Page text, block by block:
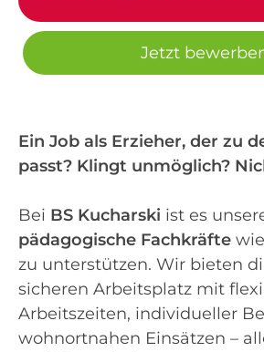
Jetzt
Ein Job als Erzieher, der zu
passt? Klingt unmöglich?
Bei BS Kucharski ist es
pädagogische Fachkräfte
zu unterstützen. Wir bieten
sicheren Arbeitsplatz mit
Arbeitszeiten, individueller
wohnortnahen Einsätzen –